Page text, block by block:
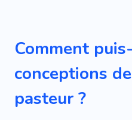
Comment
conceptions
pasteur ?